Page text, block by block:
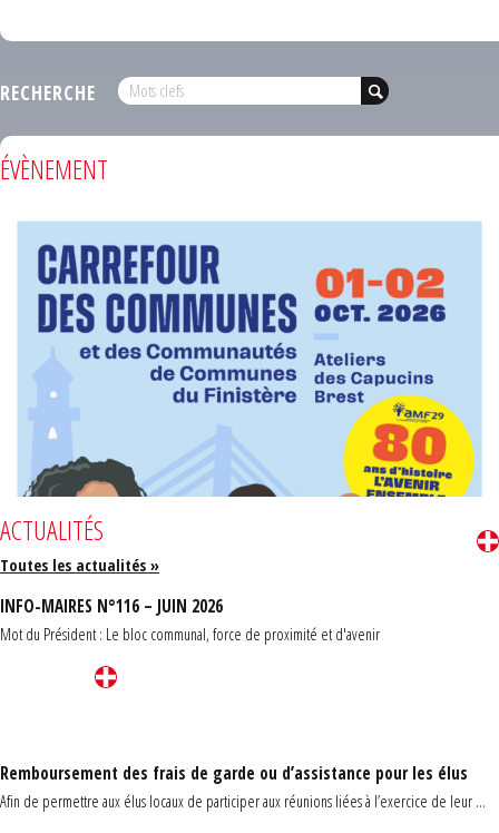
RECHERCHE
ÉVÈNEMENT
ACTUALITÉS
Toutes les actualités »
INFO-MAIRES N°116 – JUIN 2026
Mot du Président : Le bloc communal, force de proximité et d'avenir
Remboursement des frais de garde ou d’assistance pour les élus
Afin de permettre aux élus locaux de participer aux réunions liées à l’exercice de leur ...